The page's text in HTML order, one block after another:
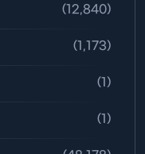
(12,840)
(1,173)
(1)
(1)